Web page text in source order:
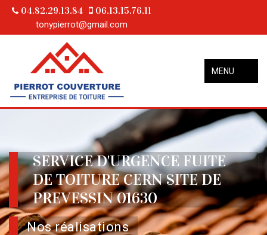
04.82.29.13.84 06.13.15.76.11
tonypierrot@gmail.com
MENU
SERVICE D'URGENCE FUITE
DE TOITURE CERN SITE DE
PREVESSIN 01630
Nos réalisations